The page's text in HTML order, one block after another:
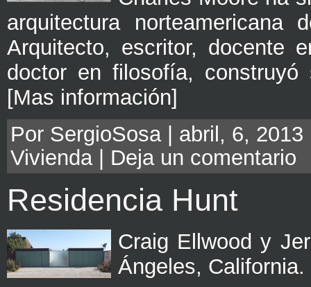
arquitectura
Arquitecto, escritor, docente
doctor en filosofía,
[Mas información]
Por SergioSosa | abril, 6,
Vivienda| Deja un comentario
Residencia Hunt
Craig Ellwood y
Ángeles,